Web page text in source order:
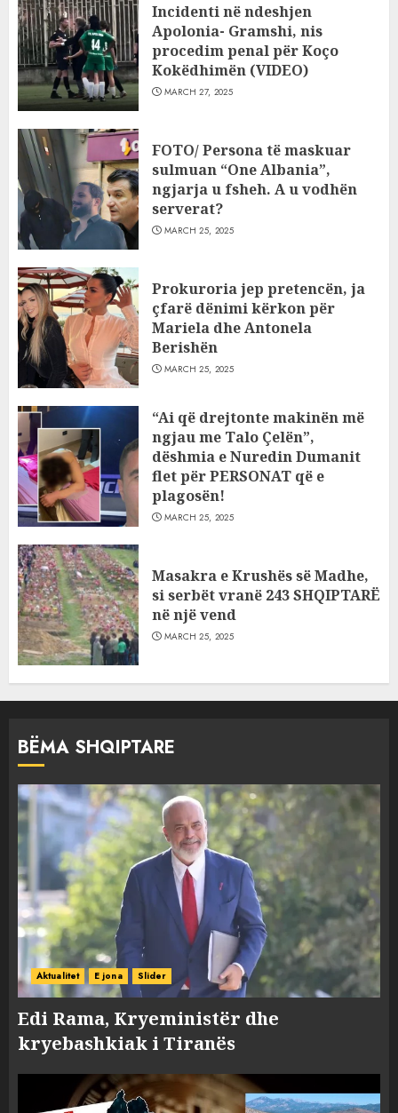
Incidenti në ndeshjen
Apolonia- Gramshi, nis
procedim penal për Koço
Kokëdhimën (VIDEO)
MARCH 27, 2025
FOTO/ Persona të maskuar
sulmuan “One Albania”,
ngjarja u fsheh. A u vodhën
serverat?
MARCH 25, 2025
Prokuroria jep pretencën, ja
çfarë dënimi kërkon për
Mariela dhe Antonela
Berishën
MARCH 25, 2025
“Ai që drejtonte makinën më
ngjau me Talo Çelën”,
dëshmia e Nuredin Dumanit
flet për PERSONAT që e
plagosën!
MARCH 25, 2025
Masakra e Krushës së Madhe,
si serbët vranë 243 SHQIPTARË
në një vend
MARCH 25, 2025
BËMA SHQIPTARE
Aktualitet E jona Slider
Edi Rama, Kryeministër dhe
kryebashkiak i Tiranës